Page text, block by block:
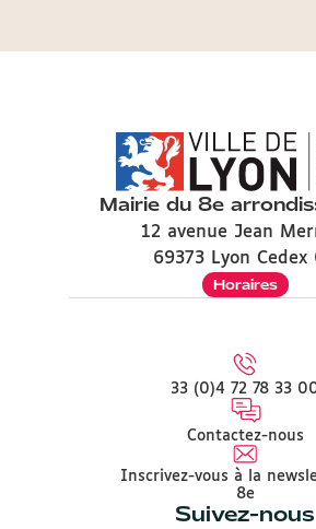
Mairie du 8e
12 avenue Jean
69373 Lyon Cedex
Horaires
33 (0)4 72 78 33
Contactez-nous
Inscrivez-vous à la
8e
Suivez-nous